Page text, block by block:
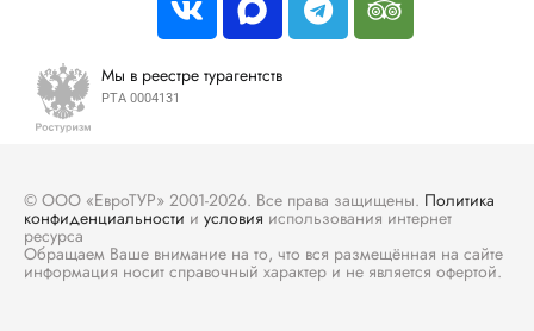
Мы в реестре турагентств
РТА 0004131
© ООО «ЕвроТУР» 2001-2026. Все права защищены. Политика
конфиденциальности и условия использования интернет
ресурса
Обращаем Ваше внимание на то, что вся размещённая на сайте
информация носит справочный характер и не является офертой.